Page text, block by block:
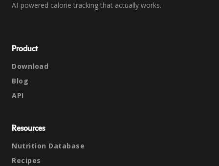
AI-powered calorie tracking that actually works.
Product
Download
Blog
API
Resources
Nutrition Database
Recipes